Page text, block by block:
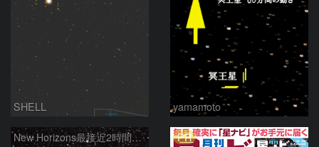
SHELL yamamoto
New Horizons最接近2時間後の冥王星 PR